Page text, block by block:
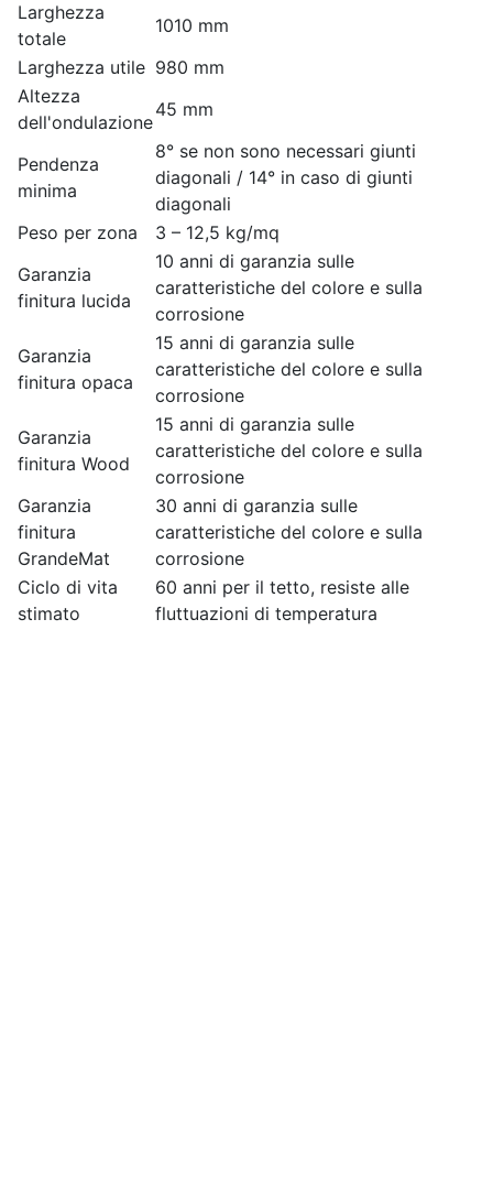
Larghezza
totale
1010 mm
Larghezza utile 980 mm
Altezza
dell'ondulazione
45 mm
Pendenza
minima
8° se non sono necessari giunti
diagonali / 14° in caso di giunti
diagonali
Peso per zona
3 – 12,5 kg/mq
Garanzia
finitura lucida
10 anni di garanzia sulle
caratteristiche del colore e sulla
corrosione
Garanzia
finitura opaca
15 anni di garanzia sulle
caratteristiche del colore e sulla
corrosione
Garanzia
finitura Wood
15 anni di garanzia sulle
caratteristiche del colore e sulla
corrosione
Garanzia
finitura
GrandeMat
30 anni di garanzia sulle
caratteristiche del colore e sulla
corrosione
Ciclo di vita
stimato
60 anni per il tetto, resiste alle
fluttuazioni di temperatura